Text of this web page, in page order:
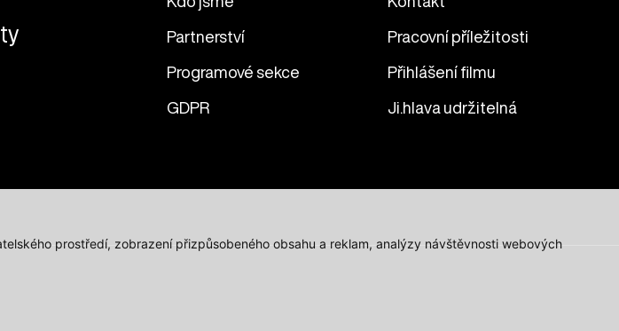
prostředí, zobrazení přizpůsobeného obsahu a reklam, analýzy návštěvnosti webových
Partnerství Pracovní příležitosti
Programové sekce Přihlášení filmu
GDPR Ji.hlava udržitelná